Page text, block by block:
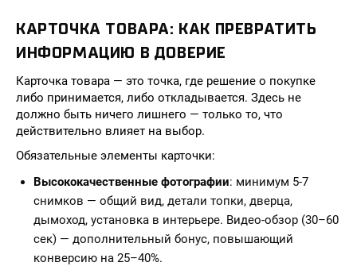
КАРТОЧКА ТОВАРА: КАК ПРЕВРАТИТЬ
ИНФОРМАЦИЮ В ДОВЕРИЕ
Карточка товара — это точка, где решение о покупке
либо принимается, либо откладывается. Здесь не
должно быть ничего лишнего — только то, что
действительно влияет на выбор.
Обязательные элементы карточки:
Высококачественные фотографии: минимум 5-7
снимков — общий вид, детали топки, дверца,
дымоход, установка в интерьере. Видео-обзор (30–60
сек) — дополнительный бонус, повышающий
конверсию на 25–40%.